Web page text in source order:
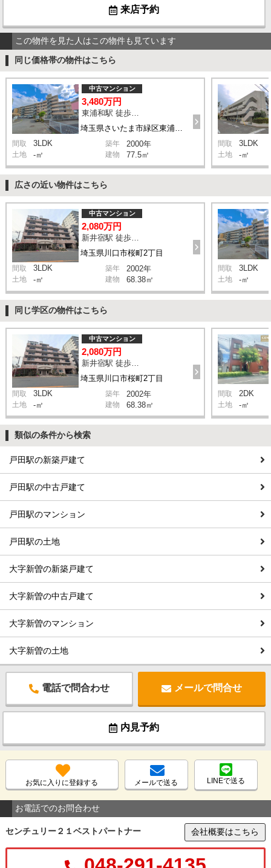
来店予約
この物件を見た人はこの物件も見ています
同じ価格帯の物件はこちら
中古マンション
3,480万円
間取 3LDK 築年 2000年
土地 -㎡ 建物 77.5㎡
間取 3LDK
土地 -㎡
広さの近い物件はこちら
埼玉県川口市桜町2丁目
中古マンション
2,080万円
新井宿駅 徒歩10分
間取 3LDK 築年 2002年
土地 -㎡ 建物 68.38㎡
間取 3LDK
土地 -㎡
同じ学区の物件はこちら
埼玉県川口市桜町2丁目
中古マンション
2,080万円
間取 3LDK 築年 2002年
土地 -㎡ 建物 68.38㎡
間取 2DK
土地 -㎡
類似の条件から検索
戸田駅の新築戸建て
戸田駅の中古戸建て
戸田駅のマンション
戸田駅の土地
大字新曽の新築戸建て
大字新曽の中古戸建て
大字新曽のマンション
大字新曽の土地
電話で問合わせ メールで問合せ
内見予約
お気に入りに登録する メールで送る LINEで送る
お電話でのお問合わせ
センチュリー２１ベストパートナー 会社概要はこちら